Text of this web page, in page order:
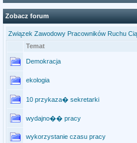
Zobacz forum
Związek Zawodowy Pracowników Ruchu
Temat
Demokracja
ekologia
10 przykaza� sekretarki
wydajno�� pracy
wykorzystanie czasu pracy